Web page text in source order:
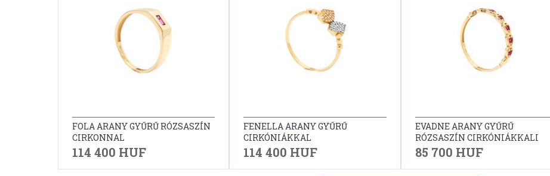
FOLA ARANY GYŰRŰ RÓZSASZÍN
CIRKONNAL
114 400 HUF
FENELLA ARANY GYŰRŰ
CIRKÓNIÁKKAL
114 400 HUF
EVADNE ARANY GYŰRŰ
RÓZSASZÍN CIRKÓNIÁKKALI
85 700 HUF